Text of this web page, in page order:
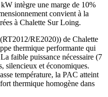
intègre une marge de 10%
convient à la
à Chalette Sur Loing.
RE2020)) de Chalette
thermique performante qui
faible puissance nécessaire (7
silencieux et économiques.
température, la PAC atteint
thermique homogène dans